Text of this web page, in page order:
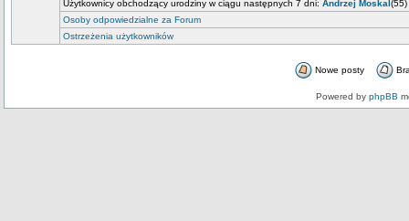
Użytkownicy obchodzący urodziny w ciągu następnych 7 dni: Andrzej Moskal(55)
Osoby odpowiedzialne za Forum
Ostrzeżenia użytkowników
Nowe posty
Powered by phpBB